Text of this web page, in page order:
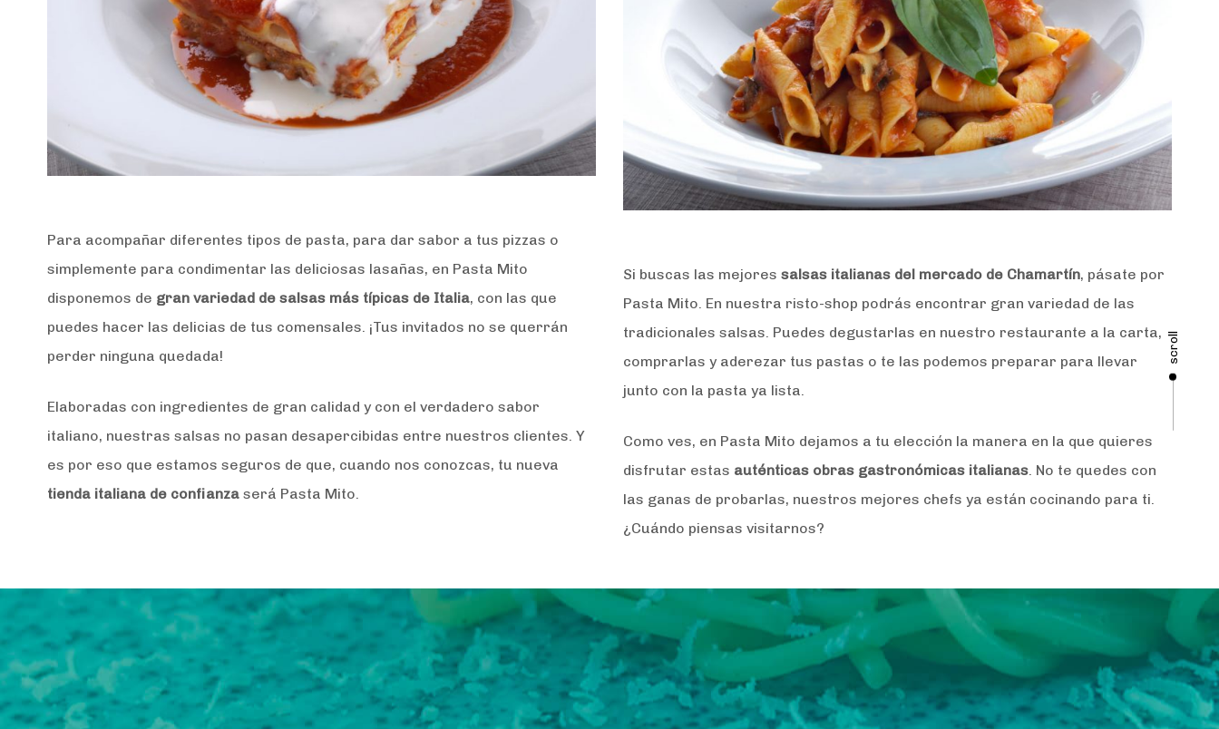
scroll
Para acompañar diferentes tipos de pasta, para dar sabor a tus pizzas o
simplemente para condimentar las deliciosas lasañas, en Pasta Mito
disponemos de gran variedad de salsas más típicas de Italia, con las que
puedes hacer las delicias de tus comensales. ¡Tus invitados no se querrán
perder ninguna quedada!
Elaboradas con ingredientes de gran calidad y con el verdadero sabor
italiano, nuestras salsas no pasan desapercibidas entre nuestros clientes. Y
es por eso que estamos seguros de que, cuando nos conozcas, tu nueva
tienda italiana de confianza será Pasta Mito.
Si buscas las mejores salsas italianas del mercado de Chamartín, pásate por
Pasta Mito. En nuestra risto-shop podrás encontrar gran variedad de las
tradicionales salsas. Puedes degustarlas en nuestro restaurante a la carta,
comprarlas y aderezar tus pastas o te las podemos preparar para llevar
junto con la pasta ya lista.
Como ves, en Pasta Mito dejamos a tu elección la manera en la que quieres
disfrutar estas auténticas obras gastronómicas italianas. No te quedes con
las ganas de probarlas, nuestros mejores chefs ya están cocinando para ti.
¿Cuándo piensas visitarnos?